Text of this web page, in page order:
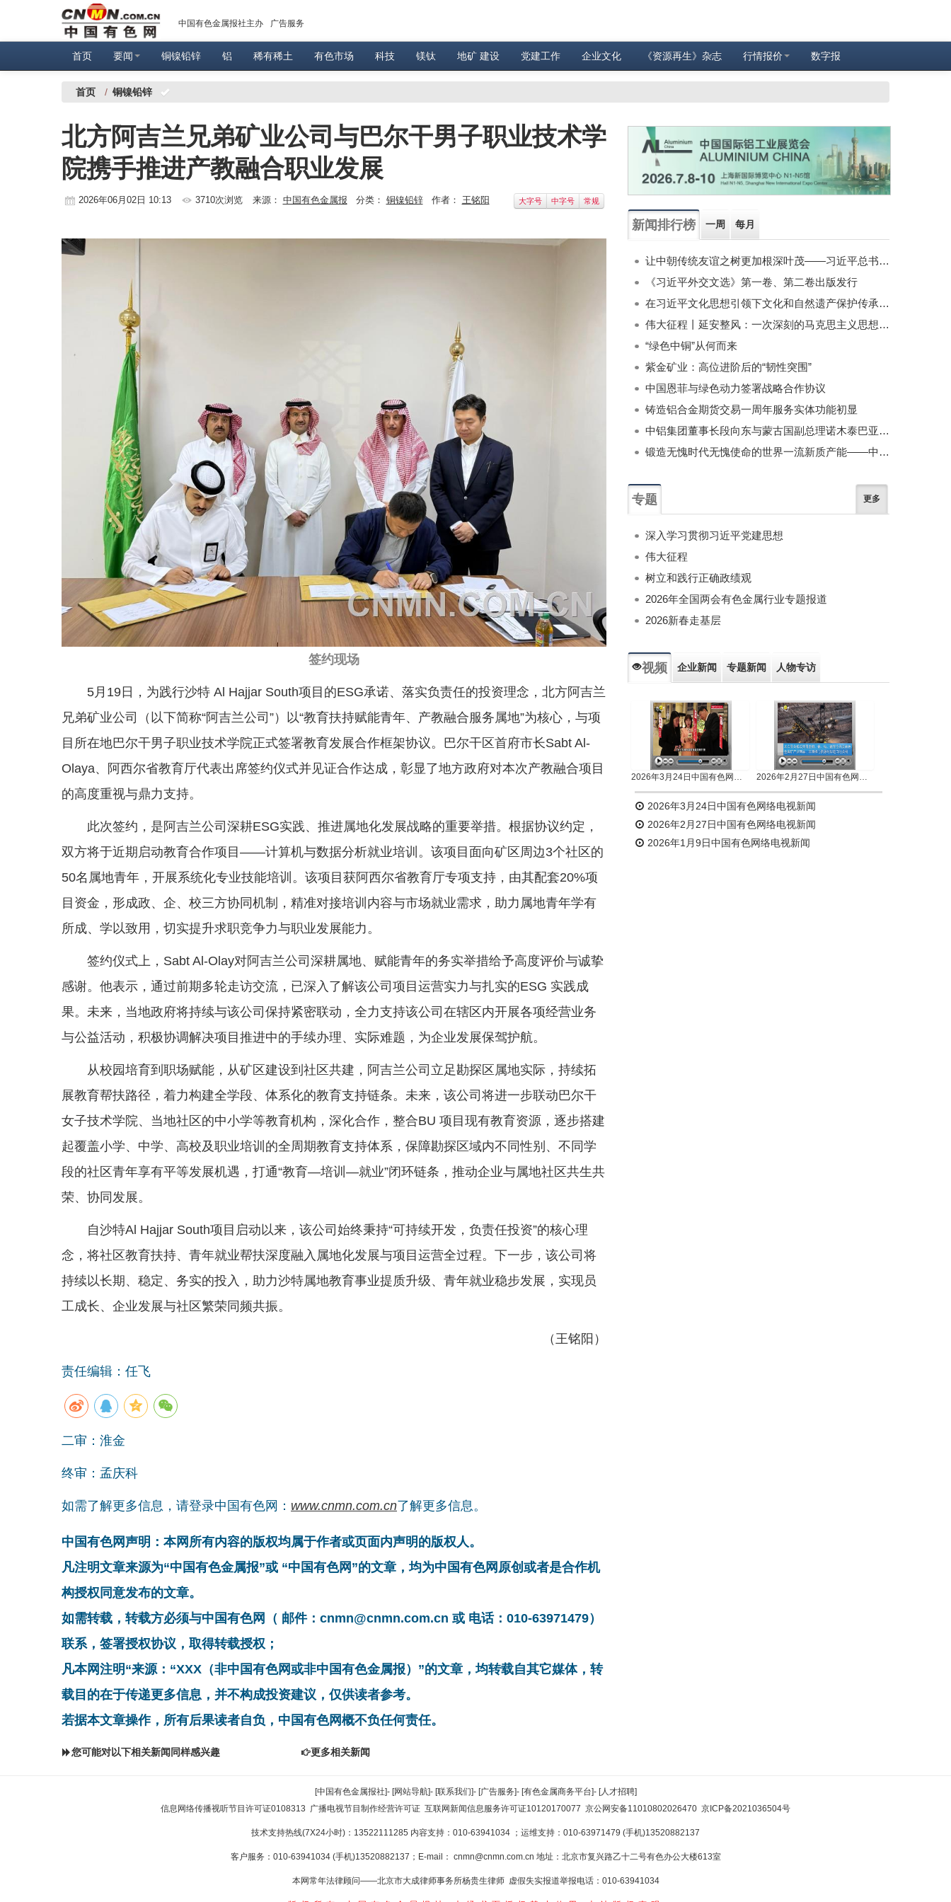
中国有色金属报社主办 广告服务
首页 要闻 铜镍铅锌 铝 稀有稀土 有色市场 科技 镁钛 地矿 建设 党建工作 企业文化 《资源再生》杂志 行情报价 数字报
首页 / 铜镍铅锌
北方阿吉兰兄弟矿业公司与巴尔干男子职业技术学
院携手推进产教融合职业发展
2026年06月02日 10:13 3710次浏览 来源： 中国有色金属报 分类： 铜镍铅锌作者： 王铭阳 大字号 中字号 常规
签约现场
5月19日，为践行沙特 Al Hajjar South项目的ESG承诺、落实负责任的投资理念，北方阿吉兰
兄弟矿业公司（以下简称“阿吉兰公司”）以“教育扶持赋能青年、产教融合服务属地”为核心，与项
目所在地巴尔干男子职业技术学院正式签署教育发展合作框架协议。巴尔干区首府市长Sabt Al-
Olaya、阿西尔省教育厅代表出席签约仪式并见证合作达成，彰显了地方政府对本次产教融合项目
的高度重视与鼎力支持。
此次签约，是阿吉兰公司深耕ESG实践、推进属地化发展战略的重要举措。根据协议约定，
双方将于近期启动教育合作项目——计算机与数据分析就业培训。该项目面向矿区周边3个社区的
50名属地青年，开展系统化专业技能培训。该项目获阿西尔省教育厅专项支持，由其配套20%项
目资金，形成政、企、校三方协同机制，精准对接培训内容与市场就业需求，助力属地青年学有
所成、学以致用，切实提升求职竞争力与职业发展能力。
签约仪式上，Sabt Al-Olay对阿吉兰公司深耕属地、赋能青年的务实举措给予高度评价与诚挚
感谢。他表示，通过前期多轮走访交流，已深入了解该公司项目运营实力与扎实的ESG 实践成
果。未来，当地政府将持续与该公司保持紧密联动，全力支持该公司在辖区内开展各项经营业务
与公益活动，积极协调解决项目推进中的手续办理、实际难题，为企业发展保驾护航。
从校园培育到职场赋能，从矿区建设到社区共建，阿吉兰公司立足勘探区属地实际，持续拓
展教育帮扶路径，着力构建全学段、体系化的教育支持链条。未来，该公司将进一步联动巴尔干
女子技术学院、当地社区的中小学等教育机构，深化合作，整合BU 项目现有教育资源，逐步搭建
起覆盖小学、中学、高校及职业培训的全周期教育支持体系，保障勘探区域内不同性别、不同学
段的社区青年享有平等发展机遇，打通“教育—培训—就业”闭环链条，推动企业与属地社区共生共
荣、协同发展。
自沙特Al Hajjar South项目启动以来，该公司始终秉持“可持续开发，负责任投资”的核心理
念，将社区教育扶持、青年就业帮扶深度融入属地化发展与项目运营全过程。下一步，该公司将
持续以长期、稳定、务实的投入，助力沙特属地教育事业提质升级、青年就业稳步发展，实现员
工成长、企业发展与社区繁荣同频共振。
（王铭阳）
责任编辑：任飞
二审：淮金
终审：孟庆科
如需了解更多信息，请登录中国有色网： www.cnmn.com.cn了解更多信息。
中国有色网声明：本网所有内容的版权均属于作者或页面内声明的版权人。
凡注明文章来源为“中国有色金属报”或 “中国有色网”的文章，均为中国有色网原创或者是合作机
构授权同意发布的文章。
如需转载，转载方必须与中国有色网（ 邮件：cnmn@cnmn.com.cn 或 电话：010-63971479）
联系，签署授权协议，取得转载授权；
凡本网注明“来源：“XXX（非中国有色网或非中国有色金属报）”的文章，均转载自其它媒体，转
载目的在于传递更多信息，并不构成投资建议，仅供读者参考。
若据本文章操作，所有后果读者自负，中国有色网概不负任何责任。
您可能对以下相关新闻同样感兴趣 更多相关新闻
新闻排行榜 一周 每月
让中朝传统友谊之树更加根深叶茂——习近平总书记对朝鲜进行国事访问纪实
《习近平外交文选》第一卷、第二卷出版发行
在习近平文化思想引领下文化和自然遗产保护传承利用工作开创新局面
伟大征程丨延安整风：一次深刻的马克思主义思想教育运动
“绿色中铜”从何而来
紫金矿业：高位进阶后的“韧性突围”
中国恩菲与绿色动力签署战略合作协议
铸造铝合金期货交易一周年服务实体功能初显
中铝集团董事长段向东与蒙古国副总理诺木泰巴亚尔举行会谈
锻造无愧时代无愧使命的世界一流新质产能——中国有色金属工业的战略应对与破局之道（二）
专题 更多
深入学习贯彻习近平党建思想
伟大征程
树立和践行正确政绩观
2026年全国两会有色金属行业专题报道
2026新春走基层
视频 企业新闻 专题新闻 人物专访
2026年3月24日中国有色网络电视新闻 2026年2月27日中国有色网络电视新闻
2026年3月24日中国有色网络电视新闻
2026年2月27日中国有色网络电视新闻
2026年1月9日中国有色网络电视新闻
[中国有色金属报社]- [网站导航]- [联系我们]- [广告服务]- [有色金属商务平台]- [人才招聘]
信息网络传播视听节目许可证0108313 广播电视节目制作经营许可证 互联网新闻信息服务许可证10120170077 京公网安备11010802026470 京ICP备2021036504号
技术支持热线(7X24小时)：13522111285 内容支持：010-63941034 ；运维支持：010-63971479 (手机)13520882137
客户服务：010-63941034 (手机)13520882137；E-mail： cnmn@cnmn.com.cn 地址：北京市复兴路乙十二号有色办公大楼613室
本网常年法律顾问——北京市大成律师事务所杨贵生律师 虚假失实报道举报电话：010-63941034